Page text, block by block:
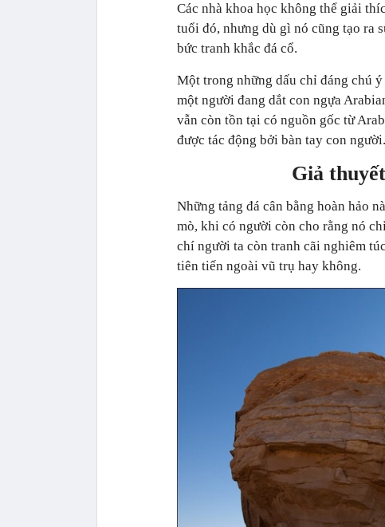
Các nhà khoa học không thể giải
tuổi đó, nhưng dù gì nó cũng tạo ra
bức tranh khắc đá cổ.
Một trong những dấu chỉ đáng chú
một người đang dắt con ngựa
vẫn còn tồn tại có nguồn gốc từ
được tác động bởi bàn tay con người.
Giả
Những tảng đá cân bằng hoàn hảo
mò, khi có người còn cho rằng nó
chí người ta còn tranh cãi nghiêm
tiên tiến ngoài vũ trụ hay không.